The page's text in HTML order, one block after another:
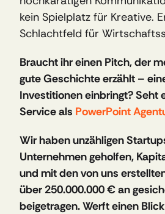
kein Spielplatz für Kreative.
Schlachtfeld für
Braucht ihr einen Pitch, der
gute Geschichte erzählt –
Investitionen einbringt? Seht
Service als PowerPoint
Wir haben unzähligen
Unternehmen geholfen,
und mit den von uns
über 250.000.000 € an
beigetragen. Werft einen